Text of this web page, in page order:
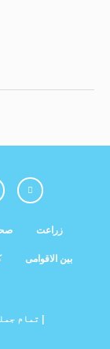
زراعت
بین الاقوامی
© 2024, Daily Qaum | تمام جملہ حقوق محفوظ ہیں |